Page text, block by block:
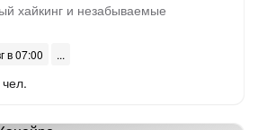
хайкинг и незабываемые
в 07:00